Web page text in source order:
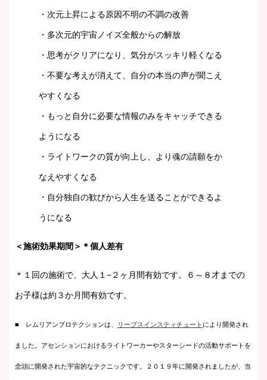
・次元上昇による原因不明の不調の改善
・多次元的宇宙ノイズ全般からの解放
・思考がクリアになり、気分がスッキリ軽くなる
・不要な考えが消えて、自分の本当の声が聞こえ
やすくなる
・もっと自分に必要な情報のみをキャッチできる
ようになる
・ライトワークの質が向上し、より魂の請願をか
なえやすくなる
・自分独自の歓びから人生を送ることができるよ
うになる
＜施術効果期間＞＊個人差有
＊１回の施術で、大人１−２ヶ月間有効です。６～８才までの
お子様は約３か月間有効です。
■ レムリアンプロテクションは、 リーブスインスティチュート により開発され
ました。アセンションにおけるライトワーカーやスターシードの活動サポートを
念頭に開発された宇宙的なテクニックです。２０１９年に開発されましたが、当